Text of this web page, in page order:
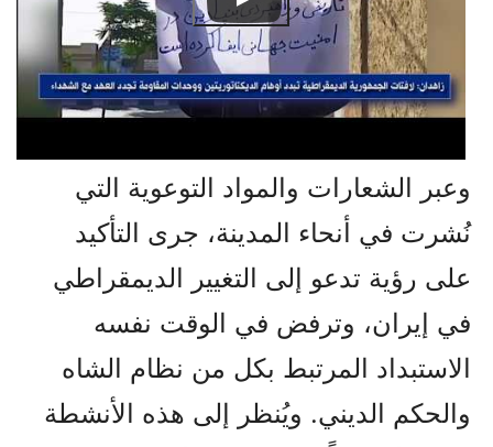
وعبر الشعارات والمواد التوعوية التي
نُشرت في أنحاء المدينة، جرى التأكيد
على رؤية تدعو إلى التغيير الديمقراطي
في إيران، وترفض في الوقت نفسه
الاستبداد المرتبط بكل من نظام الشاه
والحكم الديني. ويُنظر إلى هذه الأنشطة